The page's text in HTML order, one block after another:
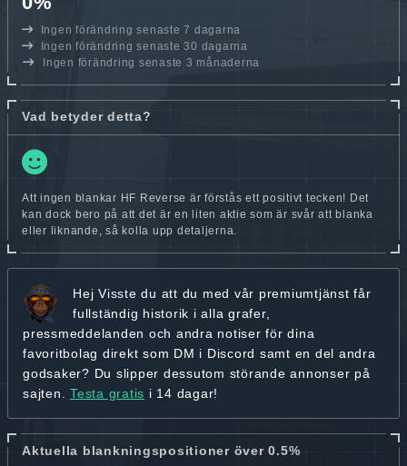
Ingen förändring senaste 7 dagarna
Ingen förändring senaste 30 dagarna
Ingen förändring senaste 3 månaderna
Vad betyder detta?
Att ingen blankar HF Reverse är förstås ett positivt tecken! Det
kan dock bero på att det är en liten aktie som är svår att blanka
eller liknande, så kolla upp detaljerna.
Hej Visste du att du med vår premiumtjänst får
fullständig historik i alla grafer,
pressmeddelanden och andra notiser för dina
favoritbolag direkt som DM i Discord samt en del andra
godsaker? Du slipper dessutom störande annonser på
sajten. Testa gratis i 14 dagar!
Aktuella blankningspositioner över 0.5%